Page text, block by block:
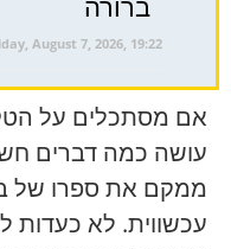
August 7, 2026, 19:22
אם מסתכלים על
עושה כמה דברים
ממקם את ספרו של
עכשווית. לא